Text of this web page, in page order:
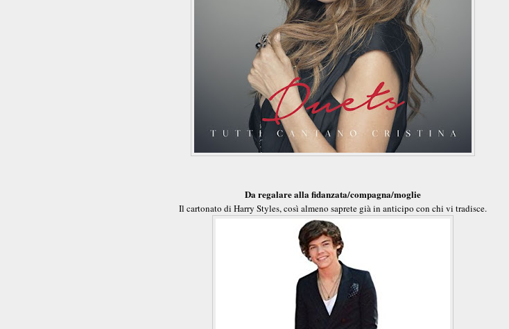
Da regalare alla fidanzata/compagna/moglie
Il cartonato di Harry Styles, così almeno saprete già in anticipo con chi vi tradisce.